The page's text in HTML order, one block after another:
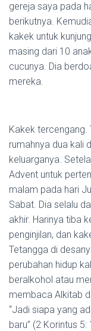
gereja saya pada
berikutnya.
kakek untuk
masing dari 10
cucunya. Dia
mereka.
Kakek tercengang.
rumahnya dua kali
keluarganya.
Advent untuk
malam pada hari
Sabat. Dia selalu
akhir. Harinya tiba
penginjilan, dan
Tetangga di
perubahan hidup
beralkohol atau
membaca Alkitab
“Jadi siapa yang
baru” (2 Korintus